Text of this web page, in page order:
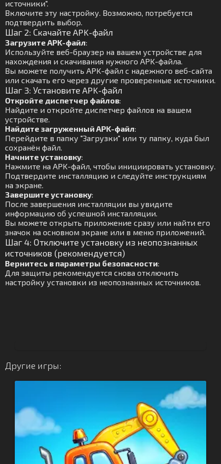
источники".
Включите эту настройку. Возможно, потребуется
подтвердить выбор.
Шаг 2: Скачайте APK-файл
Загрузите APK-файл:
Используйте веб-браузер на вашем устройстве для
нахождения и скачивания нужного APK-файла.
Вы можете получить APK-файл с надежного веб-сайта
или скачать его через другие проверенные источники.
Шаг 3: Установите APK-файл
Откройте диспетчер файлов:
Найдите и откройте диспетчер файлов на вашем
устройстве.
Найдите загруженный APK-файл:
Перейдите в папку "Загрузки" или ту папку, куда был
сохранён файл.
Начните установку:
Нажмите на APK-файл, чтобы инициировать установку.
Подтвердите инсталляцию и следуйте инструкциям
на экране.
Завершите установку:
После завершения инсталляции вы увидите
информацию об успешной инсталляции.
Вы можете открыть приложение сразу или найти его
значок на основном экране или в меню приложений.
Шаг 4: Отключите установку из неопознанных
источников (рекомендуется)
Вернитесь в параметры безопасности:
Для защиты рекомендуется снова отключить
настройку установки из неопознанных источников.
Другие игры: